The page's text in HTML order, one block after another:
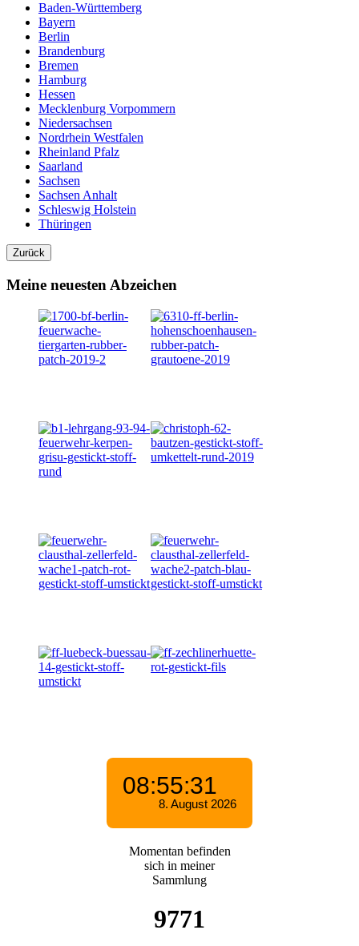
Baden-Württemberg
Bayern
Berlin
Brandenburg
Bremen
Hamburg
Hessen
Mecklenburg Vorpommern
Niedersachsen
Nordrhein Westfalen
Rheinland Pfalz
Saarland
Sachsen
Sachsen Anhalt
Schleswig Holstein
Thüringen
Meine neuesten Abzeichen
Momentan befinden
sich in meiner
Sammlung
9771